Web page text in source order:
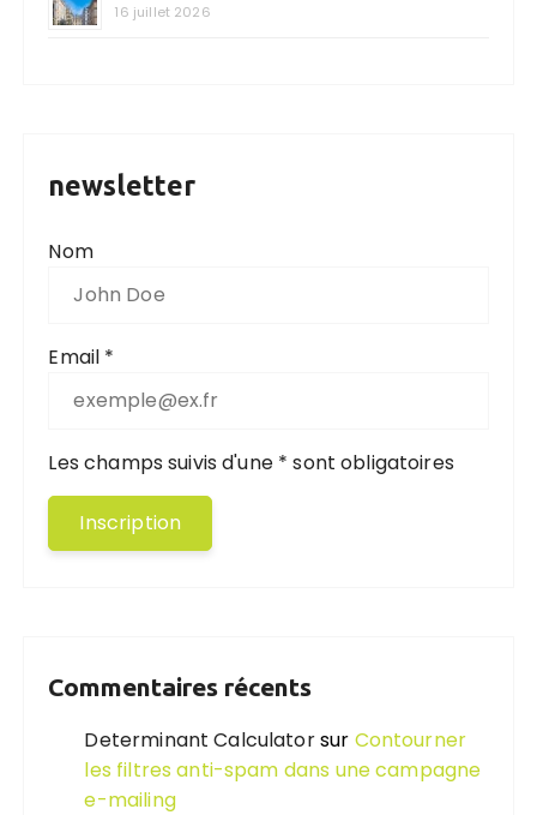
16 juillet 2026
newsletter
Nom
Email *
Les champs suivis d'une * sont obligatoires
Commentaires récents
Determinant Calculatorsur Contourner
les filtres anti-spam dans une campagne
e-mailing